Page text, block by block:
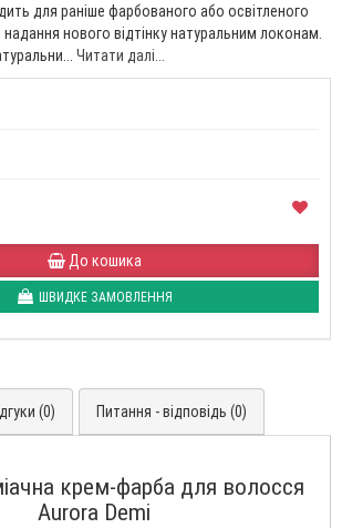
для раніше фарбованого або освітленого
нового відтінку натуральним локонам.
Читати далі...
До кошика
ШВИДКЕ ЗАМОВЛЕННЯ
(0) Питання - відповідь (0)
крем-фарба для волосся
Aurora Demi